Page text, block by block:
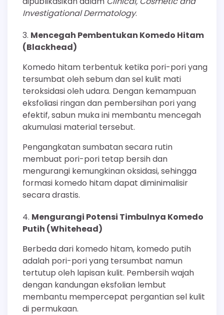
Investigational Dermatology.
Mencegah Pembentukan Komedo Hitam
(Blackhead)
Komedo hitam terbentuk ketika pori-pori yang
tersumbat oleh sebum dan sel kulit mati
teroksidasi oleh udara. Dengan kemampuan
eksfoliasi ringan dan pembersihan pori yang
efektif, sabun muka ini membantu mencegah
akumulasi material tersebut.
Pengangkatan sumbatan secara rutin
membuat pori-pori tetap bersih dan
mengurangi kemungkinan oksidasi, sehingga
formasi komedo hitam dapat diminimalisir
secara drastis.
Mengurangi Potensi Timbulnya Komedo
Putih (Whitehead)
Berbeda dari komedo hitam, komedo putih
adalah pori-pori yang tersumbat namun
tertutup oleh lapisan kulit. Pembersih wajah
dengan kandungan eksfolian lembut
membantu mempercepat pergantian sel kulit
di permukaan.